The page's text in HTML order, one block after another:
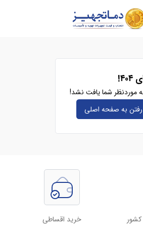
موردنظر شما یافت نشد!
رفتن به صفحه‌ اصلی
کشور خرید اقساطی